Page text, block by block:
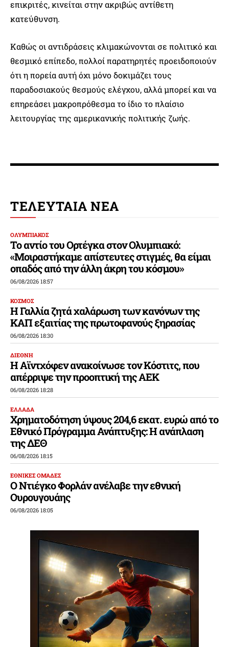
επικριτές, κινείται στην ακριβώς αντίθετη
κατεύθυνση.
Καθώς οι αντιδράσεις κλιμακώνονται σε πολιτικό και
θεσμικό επίπεδο, πολλοί παρατηρητές προειδοποιούν
ότι η πορεία αυτή όχι μόνο δοκιμάζει τους
παραδοσιακούς θεσμούς ελέγχου, αλλά μπορεί και να
επηρεάσει μακροπρόθεσμα το ίδιο το πλαίσιο
λειτουργίας της αμερικανικής πολιτικής ζωής.
ΤΕΛΕΥΤΑΙΑ ΝΕΑ
ΟΛΥΜΠΙΑΚΟΣ
Το αντίο του Ορτέγκα στον Ολυμπιακό:
«Μοιραστήκαμε απίστευτες στιγμές, θα είμαι
οπαδός από την άλλη άκρη του κόσμου»
06/08/2026 18:57
ΚΟΣΜΟΣ
Η Γαλλία ζητά χαλάρωση των κανόνων της
ΚΑΠ εξαιτίας της πρωτοφανούς ξηρασίας
06/08/2026 18:30
ΔΙΕΘΝΗ
Η Αϊντχόφεν ανακοίνωσε τον Κόστιτς, που
απέρριψε την προοπτική της ΑΕΚ
06/08/2026 18:28
ΕΛΛΑΔΑ
Χρηματοδότηση ύψους 204,6 εκατ. ευρώ από το
Εθνικό Πρόγραμμα Ανάπτυξης: Η ανάπλαση
της ΔΕΘ
06/08/2026 18:15
ΕΘΝΙΚΕΣ ΟΜΑΔΕΣ
Ο Ντιέγκο Φορλάν ανέλαβε την εθνική
Ουρουγουάης
06/08/2026 18:05